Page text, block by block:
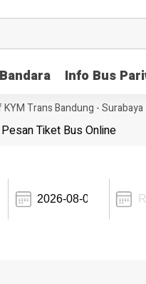
Info Bus
Trans Bandung - Surabaya
Pesan Tiket Bus Online